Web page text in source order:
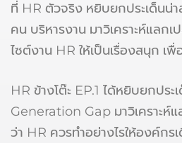
ที่ HR ตัวจริง หยิบยกประเด็นน่า
คน บริหารงาน มาวิเคราะห์แลก
ไซต์งาน HR ให้เป็นเรื่องสนุก เ
HR ข้างโต๊ะ EP.1 ได้หยิบยกปร
Generation Gap มาวิเคราะห์
ว่า HR ควรทำอย่างไรให้องค์กร